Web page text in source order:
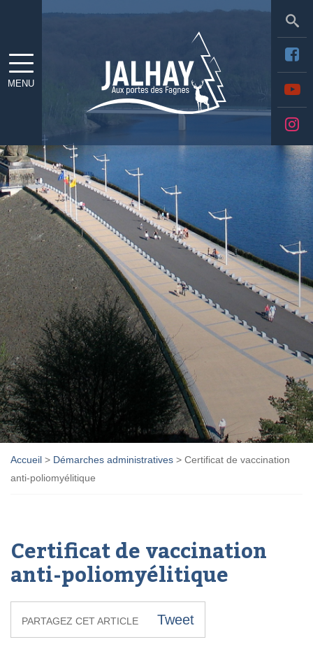
MENU
Accueil > Démarches administratives > Certificat de vaccination
anti-poliomyélitique
Certificat de vaccination
anti-poliomyélitique
PARTAGEZ CET ARTICLE Tweet